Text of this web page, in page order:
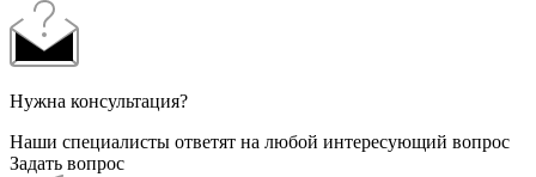
Нужна консультация?
Наши специалисты ответят на любой интересующий вопрос
Задать вопрос